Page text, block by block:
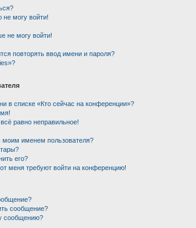
не могу войти!
не могу войти!
повторять ввод имени и пароля?
в списке «Кто сейчас на конференции»?
равно неправильное!
моим именем пользователя?
его?
меня требуют войти на конференцию!
сообщение?
сообщению?